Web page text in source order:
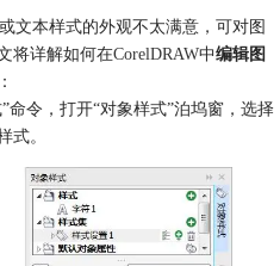
文本样式的外观不太满意，可对图
将详解如何在CorelDRAW中编辑图
命令，打开“对象样式”泊坞窗，选择
式。